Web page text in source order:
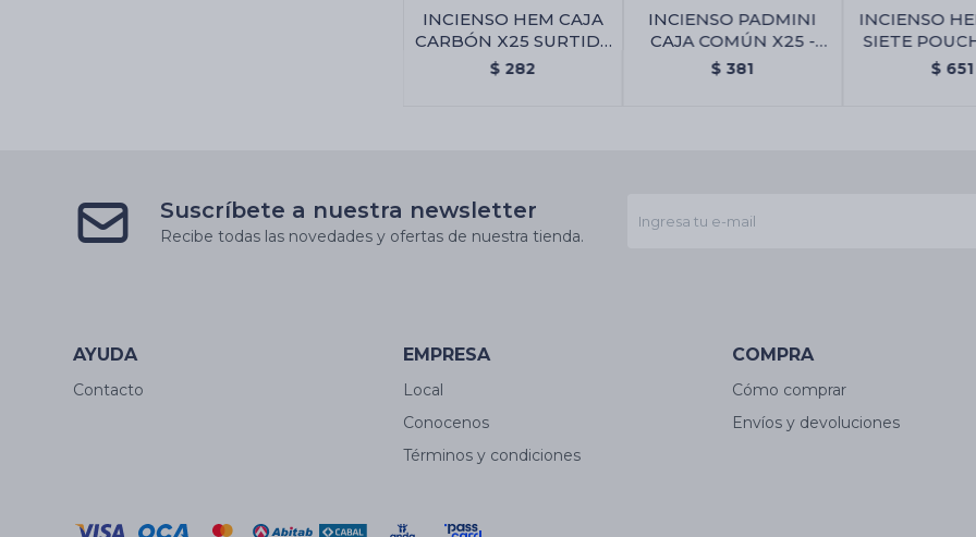
INCIENSO HEM CAJA
CARBÓN X25 SURTIDA
- Amor Y Atracción
$ 282
INCIENSO PADMINI
CAJA COMÚN X25 -
Brindavan
$ 381
INCIENSO
SIETE
$ 651
Suscríbete a nuestra newsletter
Recibe todas las novedades y ofertas de nuestra tienda.
AYUDA
Contacto
EMPRESA
Local
Conocenos
Términos y condiciones
COMPRA
Cómo comprar
Envíos y devoluciones